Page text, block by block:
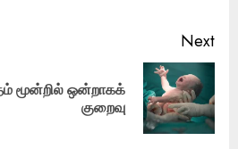
Next
மூன்றில் ஒன்றாகக்
குறைவு